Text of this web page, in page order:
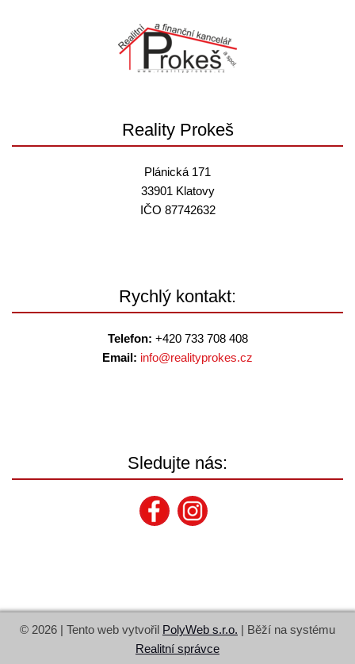
Reality Prokeš
Plánická 171
33901 Klatovy
IČO 87742632
Rychlý kontakt:
Telefon: +420 733 708 408
Email: info@realityprokes.cz
Sledujte nás:
© 2026 | Tento web vytvořil PolyWeb s.r.o. | Běží na systému
Realitní správce